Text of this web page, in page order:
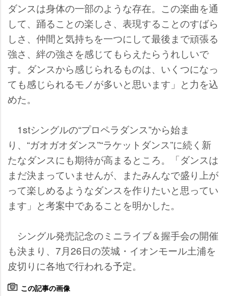
ダンスは身体の一部のような存在。この楽曲を通
して、踊ることの楽しさ、表現することのすばら
しさ、仲間と気持ちを一つにして最後まで頑張る
強さ、絆の強さを感じてもらえたらうれしいで
す。ダンスから感じられるものは、いくつになっ
ても感じられるモノが多いと思います」と力を込
めた。
1stシングルの“プロペラダンス”から始ま
り、“ガオガオダンス”“ラケットダンス”に続く新
たなダンスにも期待が高まるところ。「ダンスは
まだ決まっていませんが、またみんなで盛り上が
って楽しめるようなダンスを作りたいと思ってい
ます」と考案中であることを明かした。
シングル発売記念のミニライブ＆握手会の開催
も決まり、7月26日の茨城・イオンモール土浦を
皮切りに各地で行われる予定。
この記事の画像